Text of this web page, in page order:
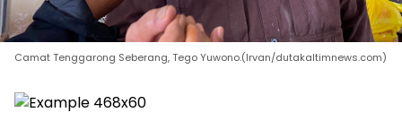
Camat Tenggarong Seberang, Tego Yuwono.(Irvan/dutakaltimnews.com)